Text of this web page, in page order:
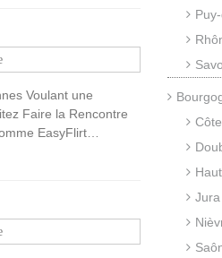
Voulant une
Faire la Rencontre
EasyFlirt…
Jura